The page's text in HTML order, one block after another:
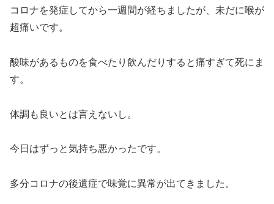
コロナを発症してから一週間が経ちましたが、未だに喉が
超痛いです。
酸味があるものを食べたり飲んだりすると痛すぎて死にま
す。
体調も良いとは言えないし。
今日はずっと気持ち悪かったです。
多分コロナの後遺症で味覚に異常が出てきました。